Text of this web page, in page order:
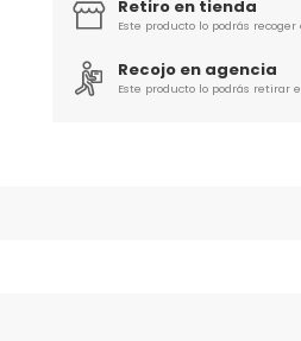
Retiro en tienda
Este producto lo podrás
Recojo en agencia
Este producto lo podrás retirar